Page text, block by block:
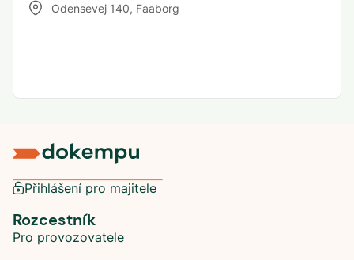
Odensevej 140, Faaborg
Přihlášení pro majitele
Rozcestník
Pro provozovatele